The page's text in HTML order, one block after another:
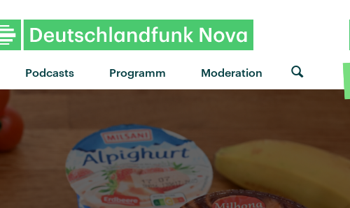
Podcasts Programm Moderation